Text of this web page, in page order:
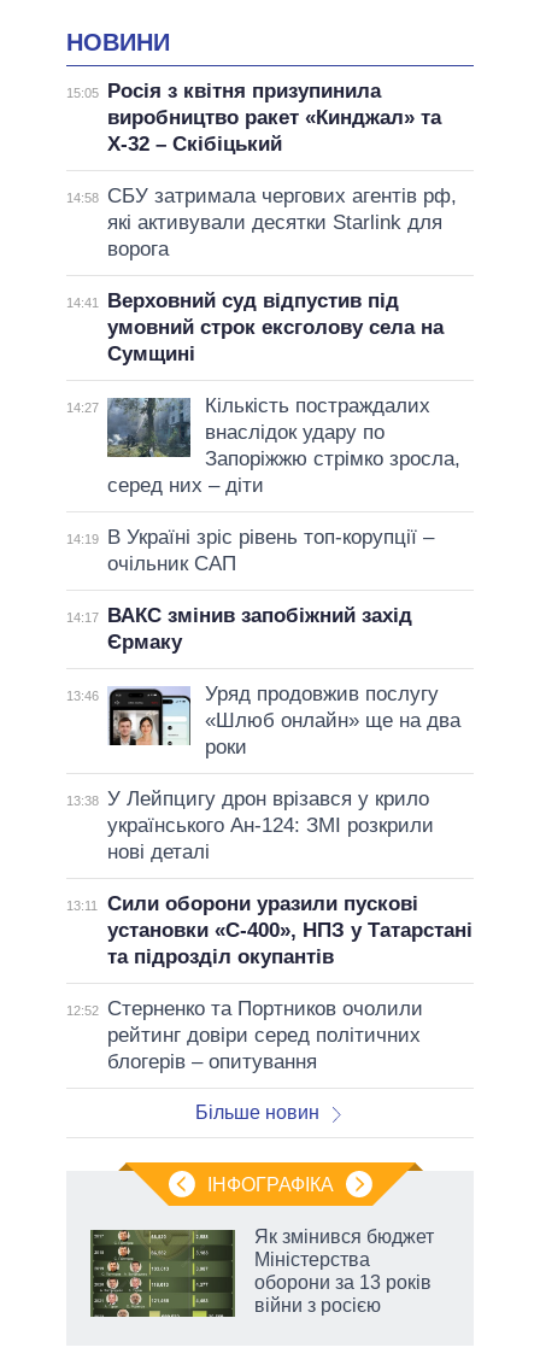
НОВИНИ
15:05
Росія з квітня призупинила
виробництво ракет «Кинджал» та
Х-32 – Скібіцький
14:58
СБУ затримала чергових агентів рф,
які активували десятки Starlink для
ворога
14:41
Верховний суд відпустив під
умовний строк ексголову села на
Сумщині
14:27
Кількість постраждалих
внаслідок удару по
Запоріжжю стрімко зросла,
серед них – діти
14:19
В Україні зріс рівень топ-корупції –
очільник САП
14:17
ВАКС змінив запобіжний захід
Єрмаку
13:46
Уряд продовжив послугу
«Шлюб онлайн» ще на два
роки
13:38 У Лейпцигу дрон врізався у крило
українського Ан-124: ЗМІ розкрили
нові деталі
13:11
Сили оборони уразили пускові
установки «С-400», НПЗ у Татарстані
та підрозділ окупантів
12:52
Стерненко та Портников очолили
рейтинг довіри серед політичних
блогерів – опитування
Більше новин
ІНФОГРАФІКА
Як змінився бюджет
Міністерства
оборони за 13 років
війни з росією